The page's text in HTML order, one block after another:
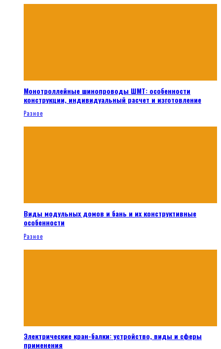
Монотроллейные шинопроводы ШМТ: особенности
конструкции, индивидуальный расчет и изготовление
Разное
Виды модульных домов и бань и их конструктивные
особенности
Разное
Электрические кран-балки: устройство, виды и сферы
применения